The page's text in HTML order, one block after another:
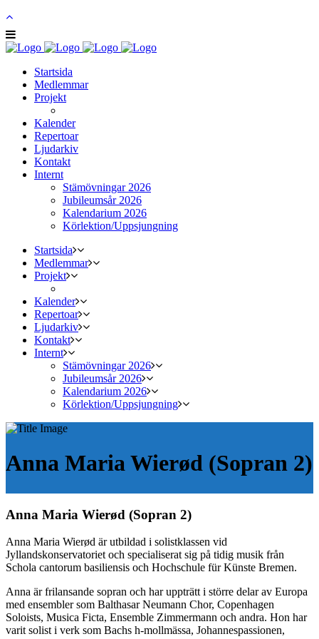
Startsida
Medlemmar
Projekt
Kalender
Repertoar
Ljudarkiv
Kontakt
Internt
Stämövningar 2026
Jubileumsår 2026
Kalendarium 2026
Körlektion/Uppsjungning
Startsida
Medlemmar
Projekt
Kalender
Repertoar
Ljudarkiv
Kontakt
Internt
Stämövningar 2026
Jubileumsår 2026
Kalendarium 2026
Körlektion/Uppsjungning
Anna Maria Wierød (Sopran 2)
Anna Maria Wierød (Sopran 2)
Anna Maria Wierød är utbildad i solistklassen vid
Jyllandskonservatoriet och specialiserat sig på tidig musik från
Schola cantorum basiliensis och Hochschule für Künste Bremen.
Anna är frilansande sopran och har uppträtt i större delar av Europa
med ensembler som Balthasar Neumann Chor, Copenhagen
Soloists, Musica Ficta, Ensemble Zimmermann och andra. Hon har
varit solist i verk som Bachs h-mollmässa, Johannespassionen,